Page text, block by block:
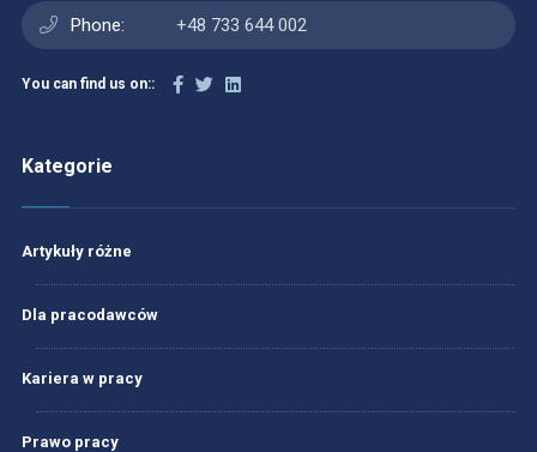
Phone: +48 733 644 002
You can find us on::
Kategorie
Artykuły różne
Dla pracodawców
Kariera w pracy
Prawo pracy